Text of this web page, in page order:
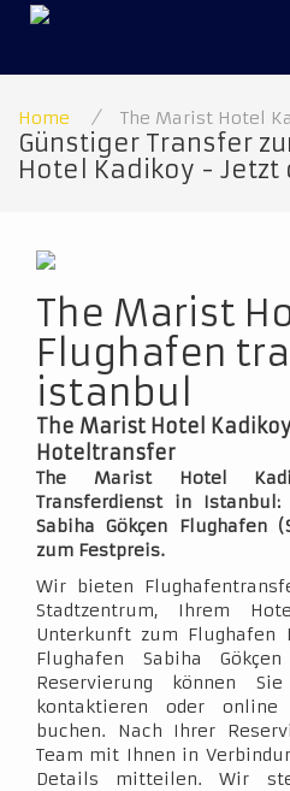
Home / The Marist Hotel
Günstiger Transfer
Hotel Kadikoy - Jetzt
The Marist
Flughafen
istanbul
The Marist Hotel
Hoteltransfer
The Marist Hotel
Transferdienst in Istanbul:
Sabiha Gökçen Flughafen
zum Festpreis.
Wir bieten
Stadtzentrum, Ihrem
Unterkunft zum Flughafen
Flughafen Sabiha
Reservierung können
kontaktieren oder
buchen. Nach Ihrer
Team mit Ihnen in
Details mitteilen. Wir